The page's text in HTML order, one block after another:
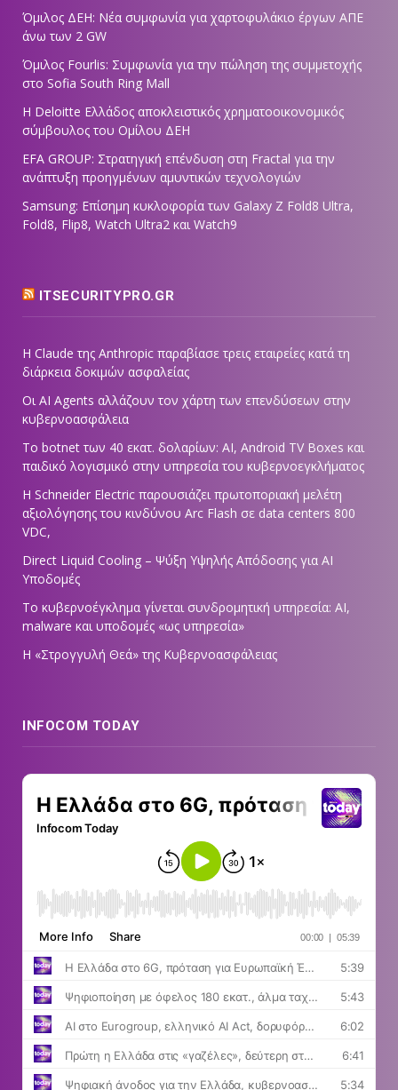
Όμιλος ΔΕΗ: Νέα συμφωνία για χαρτοφυλάκιο έργων ΑΠΕ
άνω των 2 GW
Όμιλος Fourlis: Συμφωνία για την πώληση της συμμετοχής
στο Sofia South Ring Mall
Η Deloitte Ελλάδος αποκλειστικός χρηματοοικονομικός
σύμβουλος του Ομίλου ΔΕΗ
EFA GROUP: Στρατηγική επένδυση στη Fractal για την
ανάπτυξη προηγμένων αμυντικών τεχνολογιών
Samsung: Επίσημη κυκλοφορία των Galaxy Z Fold8 Ultra,
Fold8, Flip8, Watch Ultra2 και Watch9
ITSECURITYPRO.GR
Η Claude της Anthropic παραβίασε τρεις εταιρείες κατά τη
διάρκεια δοκιμών ασφαλείας
Οι AI Agents αλλάζουν τον χάρτη των επενδύσεων στην
κυβερνοασφάλεια
Το botnet των 40 εκατ. δολαρίων: AI, Android TV Boxes και
παιδικό λογισμικό στην υπηρεσία του κυβερνοεγκλήματος
Η Schneider Electric παρουσιάζει πρωτοποριακή μελέτη
αξιολόγησης του κινδύνου Arc Flash σε data centers 800
VDC,
Direct Liquid Cooling – Ψύξη Υψηλής Απόδοσης για AI
Υποδομές
Το κυβερνοέγκλημα γίνεται συνδρομητική υπηρεσία: AI,
malware και υποδομές «ως υπηρεσία»
Η «Στρογγυλή Θεά» της Κυβερνοασφάλειας
INFOCOM TODAY